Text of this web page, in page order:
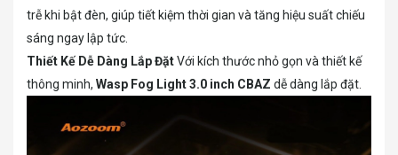
trễ khi bật đèn, giúp tiết kiệm thời gian và tăng hiệu suất chiếu
sáng ngay lập tức.
Thiết Kế Dễ Dàng Lắp ĐặtVới kích thước nhỏ gọn và thiết kế
thông minh, Wasp Fog Light 3.0 inch CBAZ dễ dàng lắp đặt.